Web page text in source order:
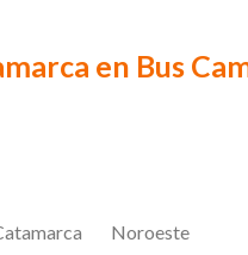
en Bus
Noroeste